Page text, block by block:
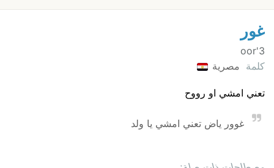
غور
3'oor
كلمة مصرية
تعني امشي او رووح
غوور ياض تعني امشي يا ولد